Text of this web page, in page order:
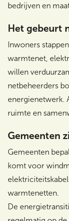
bedrijven en
Het gebeurt
Inwoners
warmtenet,
willen
netbeheerders
energienetwerk.
ruimte en
Gemeenten
Gemeenten
komt voor
warmtenetten.
De